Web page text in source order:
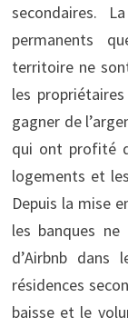
secondaires.
permanents
territoire ne
les
gagner de
qui ont profité
logements et
Depuis la mise
les banques
d’Airbnb dans
résidences
baisse et le